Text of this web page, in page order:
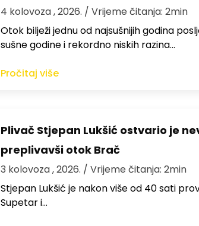
4 kolovoza , 2026. / Vrijeme čitanja: 2min
Otok bilježi jednu od najsušnijih godina
sušne godine i rekordno niskih razina…
Pročitaj više
Plivač Stjepan Lukšić ostvario je
preplivavši otok Brač
3 kolovoza , 2026. / Vrijeme čitanja: 2min
St​jepan Lukšić je nakon više od 40 sati
Supetar i…